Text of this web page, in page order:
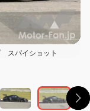
スパイショット